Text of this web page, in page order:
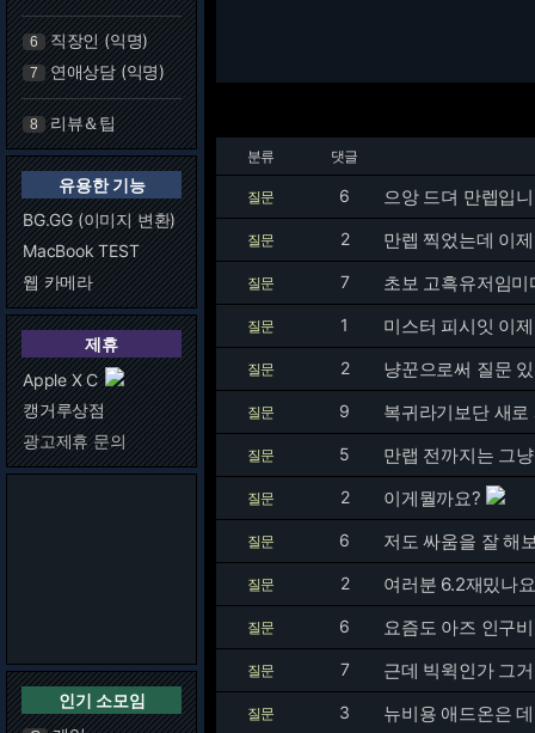
6 직장인 (익명)
7 연애상담 (익명)
8 리뷰＆팁
유용한 기능
BG.GG (이미지 변환)
MacBook TEST
웹 카메라
제휴
Apple X C
캥거루상점
광고제휴 문의
인기 소모임
분류 댓글
질문 6 으앙 드뎌 만렙입
질문 2 만렙 찍었는데 이
질문 7 초보 고흑유저임미
질문 1 미스터 피시잇 이
질문 2 냥꾼으로써 질문
질문 9 복귀라기보단 새
질문 5 만랩 전까지는 그
질문 2 이게뭘까요?
질문 6 저도 싸움을 잘 해
질문 2 여러분 6.2재밌나
질문 6 요즘도 아즈 인구
질문 7 근데 빅윅인가 그
질문 3 뉴비용 애드온은